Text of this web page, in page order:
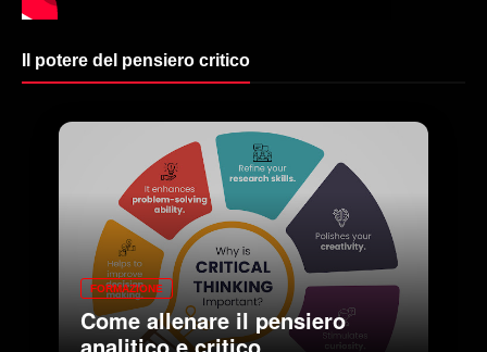
Il potere del pensiero critico
FORMAZIONE
Come allenare il pensiero